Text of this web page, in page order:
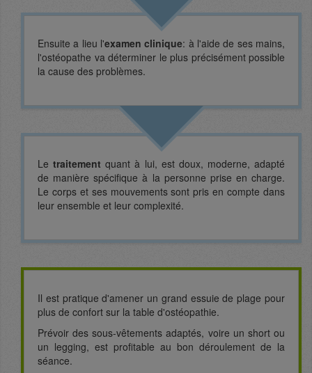
Ensuite a lieu l'examen clinique: à l'aide de ses mains,
l'ostéopathe va déterminer le plus précisément possible
la cause des problèmes.
Letraitement quant à lui, est doux, moderne, adapté
de manière spécifique à la personne prise en charge.
Le corps et ses mouvements sont pris en compte dans
leur ensemble et leur complexité.
Il est pratique d'amener un grand essuie de plage pour
plus de confort sur la table d'ostéopathie.
Prévoir des sous-vêtements adaptés, voire un short ou
un legging, est profitable au bon déroulement de la
séance.